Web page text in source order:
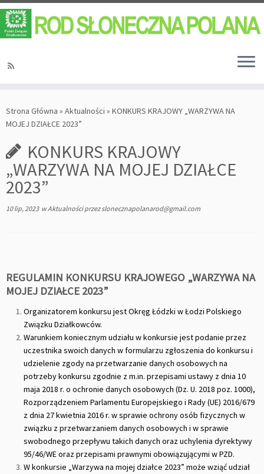
Strona Główna » Aktualności » KONKURS KRAJOWY „WARZYWA NA
MOJEJ DZIAŁCE 2023”
KONKURS KRAJOWY
„WARZYWA NA MOJEJ DZIAŁCE
2023”
10 lip, 2023wAktualnościprzezslonecznapolanarod@gmail.com
REGULAMIN KONKURSU KRAJOWEGO „WARZYWA NA
MOJEJ DZIAŁCE 2023”
Organizatorem konkursu jest Okręg Łódzki w Łodzi Polskiego
Związku Działkowców.
Warunkiem koniecznym udziału w konkursie jest podanie przez
uczestnika swoich danych w formularzu zgłoszenia do konkursu i
udzielenie zgody na przetwarzanie danych osobowych na
potrzeby konkursu zgodnie z m.in. przepisami ustawy z dnia 10
maja 2018 r. o ochronie danych osobowych (Dz. U. 2018 poz. 1000),
Rozporządzeniem Parlamentu Europejskiego i Rady (UE) 2016/679
z dnia 27 kwietnia 2016 r. w sprawie ochrony osób fizycznych w
związku z przetwarzaniem danych osobowych i w sprawie
swobodnego przepływu takich danych oraz uchylenia dyrektywy
95/46/WE oraz przepisami prawnymi obowiązującymi w PZD.
W konkursie „Warzywa na mojej działce 2023” może wziąć udział